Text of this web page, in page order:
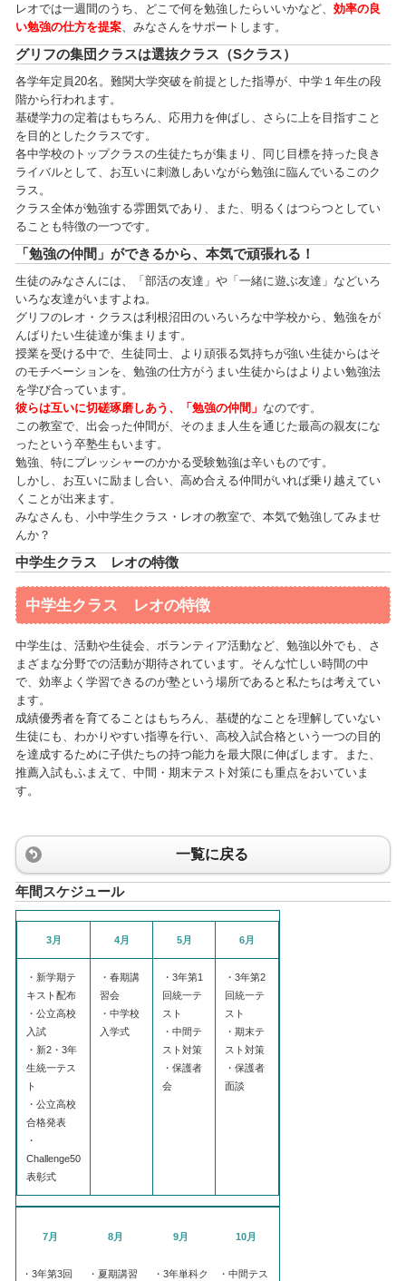
レオでは一週間のうち、どこで何を勉強したらいいかなど、 効率の良
い勉強の仕方を提案 、みなさんをサポートします。
グリフの集団クラスは選抜クラス（Sクラス）
各学年定員20名。難関大学突破を前提とした指導が、中学１年生の段
階から行われます。
基礎学力の定着はもちろん、応用力を伸ばし、さらに上を目指すこと
を目的としたクラスです。
各中学校のトップクラスの生徒たちが集まり、同じ目標を持った良き
ライバルとして、お互いに刺激しあいながら勉強に臨んでいるこのク
ラス。
クラス全体が勉強する雰囲気であり、また、明るくはつらつとしてい
ることも特徴の一つです。
「勉強の仲間」ができるから、本気で頑張れる！
生徒のみなさんには、「部活の友達」や「一緒に遊ぶ友達」などいろ
いろな友達がいますよね。
グリフのレオ・クラスは利根沼田のいろいろな中学校から、勉強をが
んばりたい生徒達が集まります。
授業を受ける中で、生徒同士、より頑張る気持ちが強い生徒からはそ
のモチベーションを、勉強の仕方がうまい生徒からはよりよい勉強法
を学び合っています。
彼らは互いに切磋琢磨しあう、「勉強の仲間」 なのです。
この教室で、出会った仲間が、そのまま人生を通じた最高の親友にな
ったという卒塾生もいます。
勉強、特にプレッシャーのかかる受験勉強は辛いものです。
しかし、お互いに励まし合い、高め合える仲間がいれば乗り越えてい
くことが出来ます。
みなさんも、小中学生クラス・レオの教室で、本気で勉強してみませ
んか？
中学生クラス レオの特徴
中学生クラス レオの特徴
中学生は、活動や生徒会、ボランティア活動など、勉強以外でも、さ
まざまな分野での活動が期待されています。そんな忙しい時間の中
で、効率よく学習できるのが塾という場所であると私たちは考えてい
ます。
成績優秀者を育てることはもちろん、基礎的なことを理解していない
生徒にも、わかりやすい指導を行い、高校入試合格という一つの目的
を達成するために子供たちの持つ能力を最大限に伸ばします。また、
推薦入試もふまえて、中間・期末テスト対策にも重点をおいていま
す。
一覧に戻る
年間スケジュール
3月 4月 5月 6月
・新学期テ
キスト配布
・公立高校
入試
・新2・3年
生統一テス
ト
・公立高校
合格発表
・
Challenge50
表彰式
・春期講
習会
・中学校
入学式
・3年第1
回統一テ
スト
・中間テ
スト対策
・保護者
会
・3年第2
回統一テ
スト
・期末テ
スト対策
・保護者
面談
7月 8月 9月 10月
・3年第3回
・夏期講習
・3年単科ク
・中間テス